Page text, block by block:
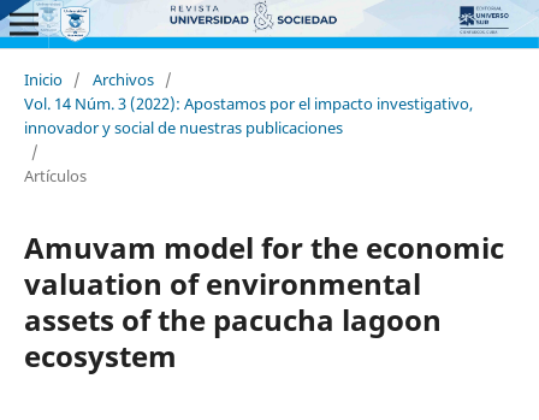
Inicio / Archivos /
Vol. 14 Núm. 3 (2022): Apostamos por el impacto investigativo,
innovador y social de nuestras publicaciones
/
Artículos
Amuvam model for the economic
valuation of environmental
assets of the pacucha lagoon
ecosystem